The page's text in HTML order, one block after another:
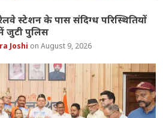
स्टेशन के पास संदिग्ध परिस्थितियों
जुटी पुलिस
Joshi August 9, 2026